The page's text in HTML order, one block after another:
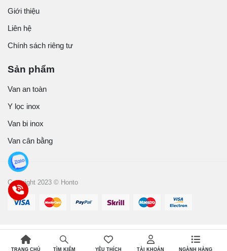
Giới thiệu
Liên hệ
Chính sách riêng tư
Sản phẩm
Van an toàn
Y lọc inox
Van bi inox
Van cân bằng
Copyright 2023 © Honto
TRANG CHỦ TÌM KIẾM YÊU THÍCH TÀI KHOẢN NGÀNH HÀNG